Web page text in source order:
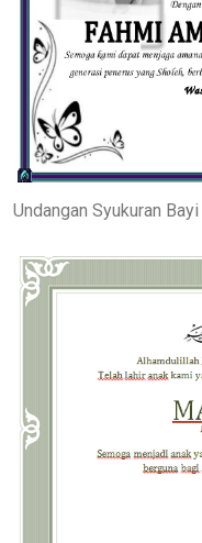
Undangan Syukuran Bayi